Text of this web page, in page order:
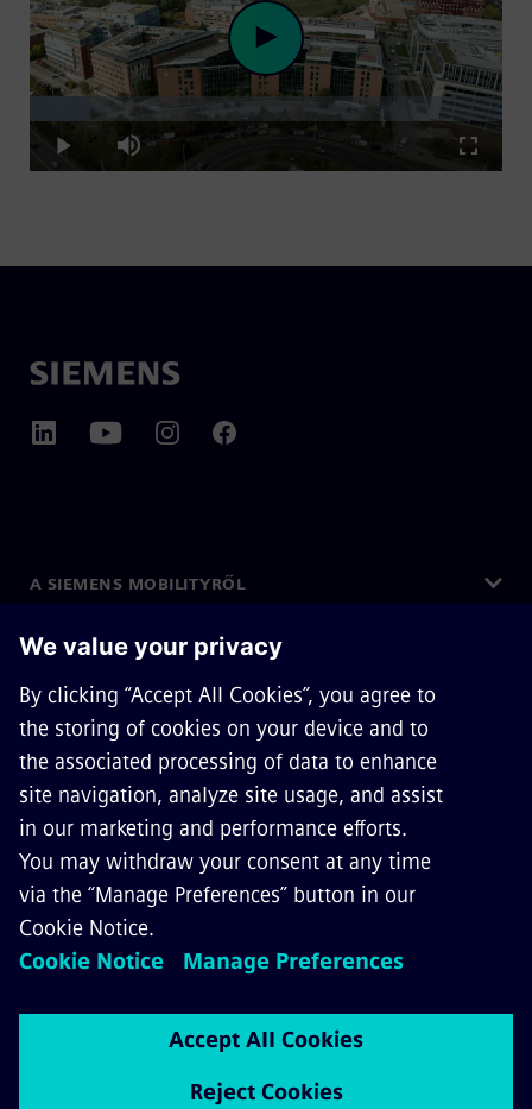
Play
Video
Play Mute
Loaded:
12.82%
A SIEMENS MOBILITYRŐL
KAPCSOLAT
KARRIER
©Siemens Mobility2026
Adatvédelmi nyilatkozat
Cookie kezelés
Digitális azonosító
Visszaélés bejelentése